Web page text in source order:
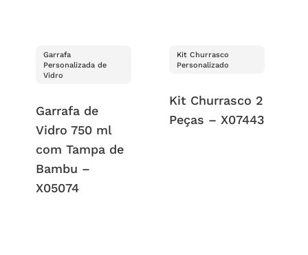
Garrafa
Personalizada de
Vidro
Garrafa de
Vidro 750 ml
com Tampa de
Bambu –
X05074
Kit Churrasco
Personalizado
Kit Churrasco 2
Peças – X07443